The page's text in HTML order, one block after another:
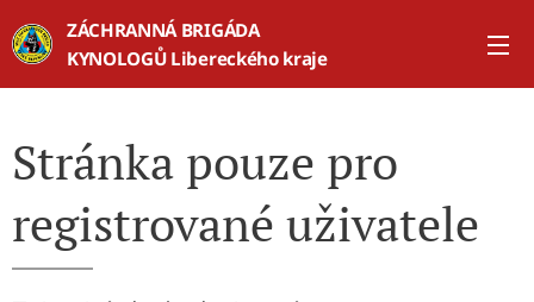
ZÁCHRANNÁ BRIGÁDA
KYNOLOGŮ Libereckého kraje
Stránka pouze pro
registrované uživatele